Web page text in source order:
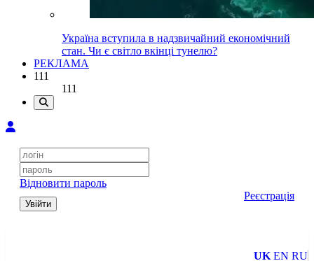
Україна вступила в надзвичайний економічний
стан. Чи є світло вкінці тунелю?
РЕКЛАМА
111
111
Відновити пароль
Увійти
Реєстрація
UK EN RU